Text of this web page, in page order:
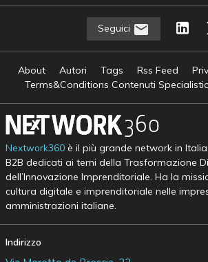
Seguici
About Autori Tags Rss Feed
Terms&Conditions Contenuti
Nextwork360è il più grande network in
B2B dedicati ai temi della Trasformazione
dell’Innovazione Imprenditoriale. Ha la
cultura digitale e imprenditoriale nelle
amministrazioni italiane.
Indirizzo